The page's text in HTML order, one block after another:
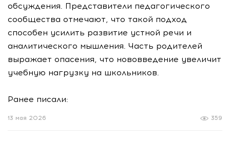
обсуждения. Представители педагогического
сообщества отмечают, что такой подход
способен усилить развитие устной речи и
аналитического мышления. Часть родителей
выражает опасения, что нововведение увеличит
учебную нагрузку на школьников.
Ранее писали:
359
13 мая 2026